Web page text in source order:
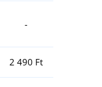
-
2 490 Ft